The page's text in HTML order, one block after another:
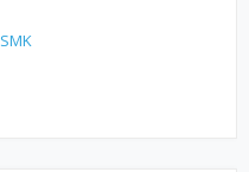
SMK